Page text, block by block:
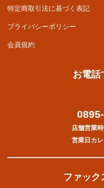
特定商取引法に基づく表記
プライバシーポリシー
会員規約
お電話
店舗営業
営業日カ
ファック